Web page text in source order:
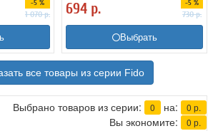
-5 %
1 070р. 694 р. -5 %
730р.
Выбрать
все товары из серии Fido
Выбрано товаров из серии: 0 на: 0 р.
Вы экономите: 0 р.